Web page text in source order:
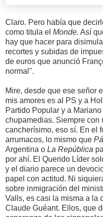
Claro. Pero había que
como titula el Monde. Así
hay que hacer para
recortes y subidas de
de euros que anunció
normal".
Mire, desde que ese señor
mis amores es al PS y a
Partido Popular y a
chupamedias. Siempre con
cancherísimo, eso sí. En el
arrumacos, lo mismo que
Argentina o La República
por ahí. El Querido Líder
y el diario parece un
papel con actitud. Ni
sobre inmigración del
Valls, es casi la misma a la
Claude Guéant. Ellos, que